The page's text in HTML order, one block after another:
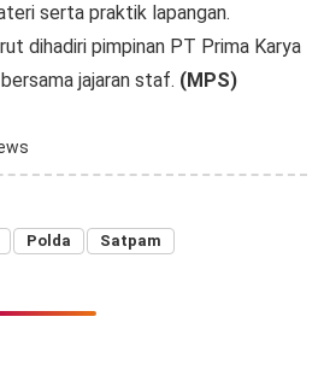
serta praktik lapangan.
dihadiri pimpinan PT Prima Karya
jajaran staf. (MPS)
Polda Satpam